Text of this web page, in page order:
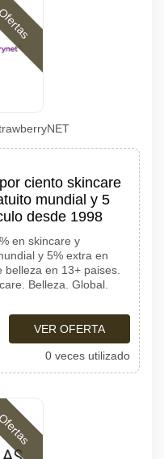
ciento skincare
mundial y 5
desde 1998
en skincare y
y 5% extra en
en 13+ paises.
Belleza. Global.
VER OFERTA
0 veces utilizado